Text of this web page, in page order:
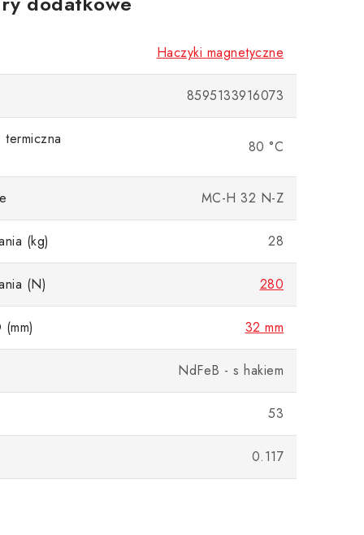
Haczyki magnetyczne
8595133916073
80 °C
MC-H 32 N-Z
(kg) 28
(N) 280
32 mm
NdFeB - s hakiem
53
0.117